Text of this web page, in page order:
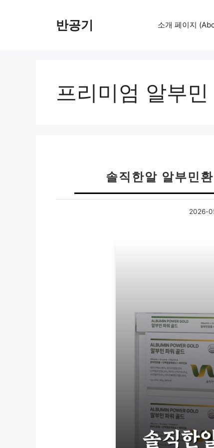
반공기 소개 페이지
프리미엄 알부민
솔직한알 알부민
2026-